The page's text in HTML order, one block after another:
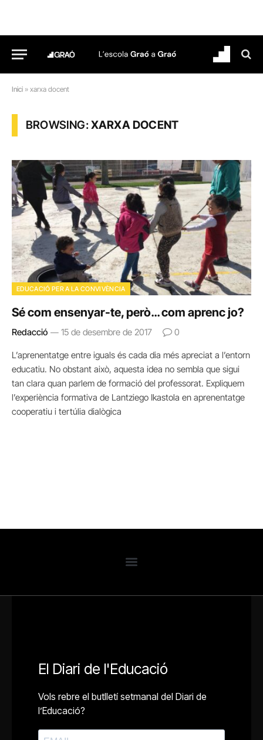
Inici » xarxa docent
BROWSING:XARXA DOCENT
EDUCACIÓ PER A LA CONVIVÈNCIA
Sé com ensenyar-te, però… com aprenc jo?
Redacció 15 de desembre de 2017 0
L’aprenentatge entre iguals és cada dia més apreciat a l’entorn
educatiu. No obstant això, aquesta idea no sembla que sigui
tan clara quan parlem de formació del professorat. Expliquem
l’experiència formativa de Lantziego Ikastola en aprenentatge
cooperatiu i tertúlia dialògica